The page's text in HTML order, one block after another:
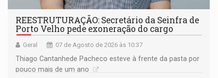
REESTRUTURAÇÃO: Secretário da Seinfra de
Porto Velho pede exoneração do cargo
Geral 07 de Agosto de 2026 às 10:37
Thiago Cantanhede Pacheco esteve à frente da pasta por
pouco mais de um ano